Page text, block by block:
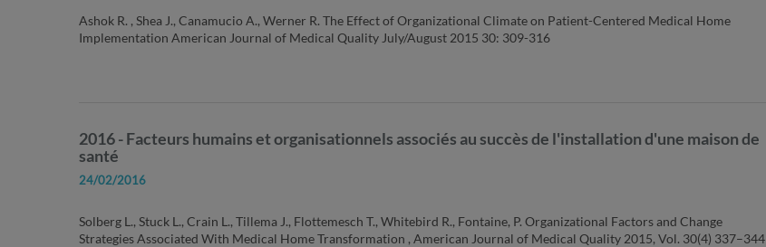
Ashok R. , Shea J., Canamucio A., Werner R. The Effect of Organizational Climate on Patient-Centered Medical Home
Implementation American Journal of Medical Quality July/August 2015 30: 309-316
2016 - Facteurs humains et organisationnels associés au succès de l'installation d'une maison de
santé
24/02/2016
Solberg L., Stuck L., Crain L., Tillema J., Flottemesch T., Whitebird R., Fontaine, P. Organizational Factors and Change
Strategies Associated With Medical Home Transformation , American Journal of Medical Quality 2015, Vol. 30(4) 337–344